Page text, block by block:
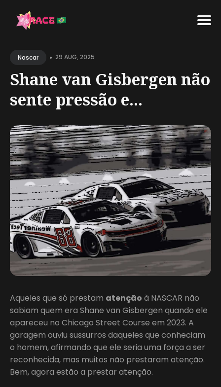
for
Blog
Nascar • 29 AUG, 2025
Shane van Gisbergen não
sente pressão e...
Aqueles que só prestam atenção à NASCAR não
sabiam quem era Shane van Gisbergen quando ele
apareceu no Chicago Street Course em 2023. A
garagem ouviu sussurros daqueles que conheciam
o homem, afirmando que ele seria uma força a ser
reconhecida, mas muitos não prestaram atenção.
Bem, agora estão a prestar atenção.